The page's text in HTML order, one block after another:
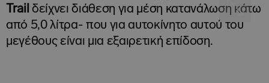
Trail δείχνει διάθεση για μέση κατανάλωση κάτω
από 5,0 λίτρα- που για αυτοκίνητο αυτού του
μεγέθους είναι μια εξαιρετική επίδοση.